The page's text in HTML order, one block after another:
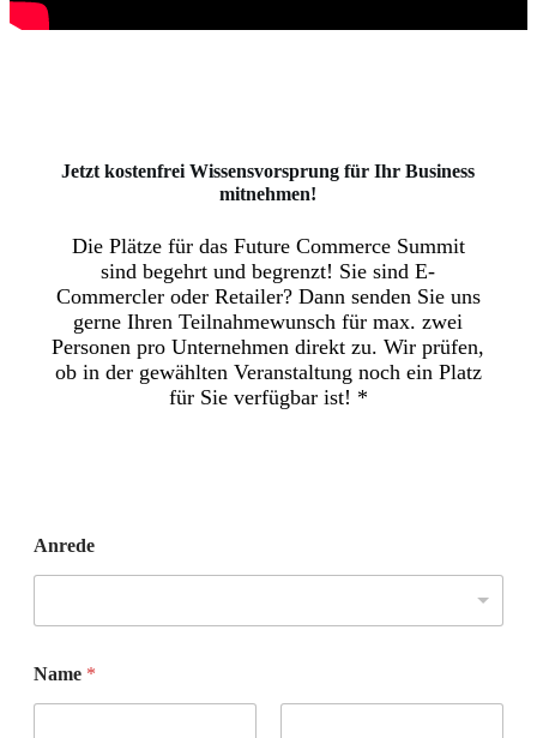
Jetzt kosten­frei Wissens­vorsprung für Ihr Business
mitnehmen!
Die Plätze für das Future Commerce Summit
sind begehrt und begrenzt! Sie sind E-
Commercler oder Retailer? Dann senden Sie uns
gerne Ihren Teilnahmewunsch für max. zwei
Personen pro Unternehmen direkt zu. Wir prüfen,
ob in der gewählten Veranstaltung noch ein Platz
für Sie verfügbar ist! *
Anrede
Name *